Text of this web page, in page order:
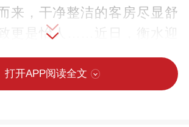
来，干净整洁的客房尽显舒
更是怡人……近日，衡水迎
营销模式，试水直播带货，
火气、客房的舒适感搬进直
打开APP阅读全文